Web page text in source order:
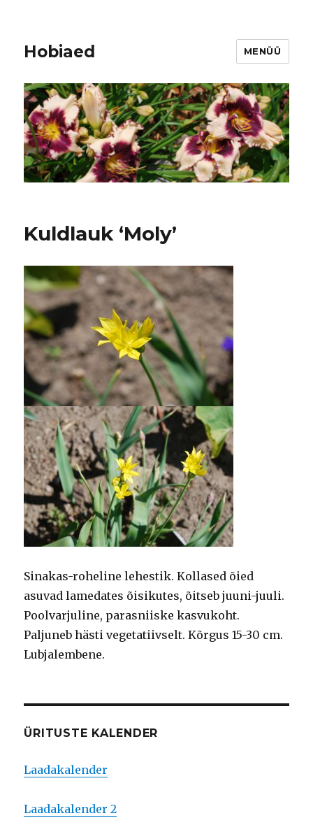
Hobiaed MENÜÜ
Kuldlauk ‘Moly’
Sinakas-roheline lehestik. Kollased õied
asuvad lamedates õisikutes, õitseb juuni-juuli.
Poolvarjuline, parasniiske kasvukoht.
Paljuneb hästi vegetatiivselt. Kõrgus 15-30 cm.
Lubjalembene.
ÜRITUSTE KALENDER
Laadakalender
Laadakalender 2